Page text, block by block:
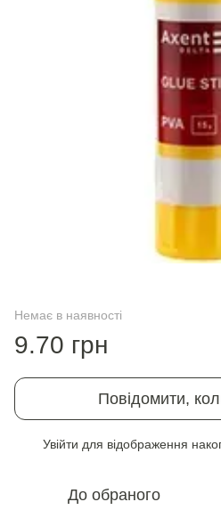
Немає в наявності
9.70 грн
Повідомити,
Увійти для відображення
До обраного